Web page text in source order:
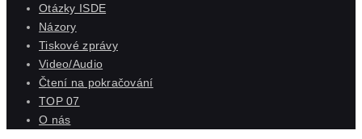
Otázky ISDE
Názory
Tiskové zprávy
Video/Audio
Čtení na pokračování
TOP 07
O nás